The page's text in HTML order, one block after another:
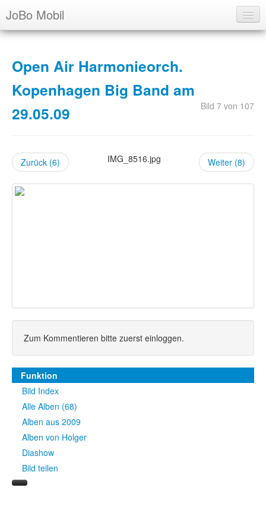
JoBo Mobil
Über uns
Ausbildung
Archiv
Termine
Open Air Harmonieorch.
Kopenhagen Big Band am
29.05.09
Bild 7 von 107
Zurück (6) IMG_8516.jpg Weiter (8)
Zum Kommentieren bitte zuerst einloggen.
Funktion
Bild Index
Alle Alben (68)
Alben aus 2009
Alben von Holger
Diashow
Bild teilen